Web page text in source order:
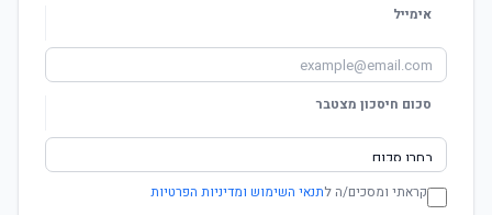
אימייל
סכום חיסכון מצטבר
קראתי ומסכים/ה לתנאי השימוש ומדיניות הפרטיות